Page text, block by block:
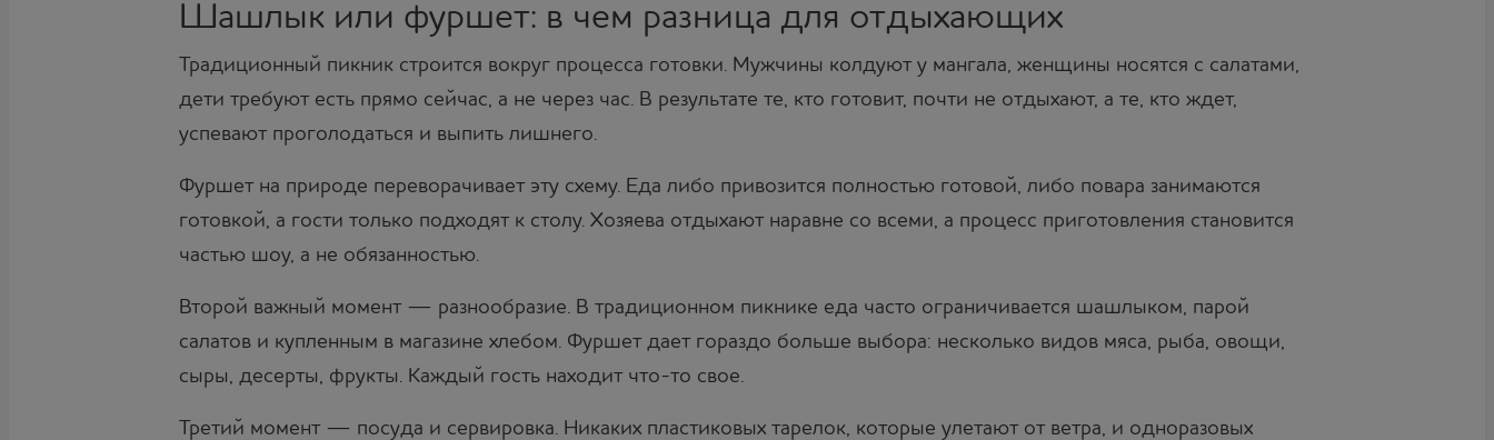
Шашлык или фуршет: в чем разница для отдыхающих
Традиционный пикник строится вокруг процесса готовки. Мужчины колдуют у мангала, женщины носятся с салатами,
дети требуют есть прямо сейчас, а не через час. В результате те, кто готовит, почти не отдыхают, а те, кто ждет,
успевают проголодаться и выпить лишнего.
Фуршет на природе переворачивает эту схему. Еда либо привозится полностью готовой, либо повара занимаются
готовкой, а гости только подходят к столу. Хозяева отдыхают наравне со всеми, а процесс приготовления становится
частью шоу, а не обязанностью.
Второй важный момент — разнообразие. В традиционном пикнике еда часто ограничивается шашлыком, парой
салатов и купленным в магазине хлебом. Фуршет дает гораздо больше выбора: несколько видов мяса, рыба, овощи,
сыры, десерты, фрукты. Каждый гость находит что-то свое.
Третий момент — посуда и сервировка. Никаких пластиковых тарелок, которые улетают от ветра, и одноразовых